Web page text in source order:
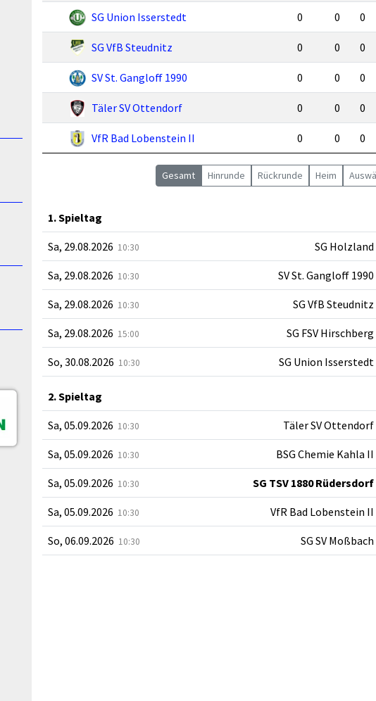
SG Union Isserstedt 0 0 0
SG VfB Steudnitz 0 0 0
SV St. Gangloff 1990 0 0 0
Täler SV Ottendorf 0 0 0
VfR Bad Lobenstein II 0 0 0
Gesamt Hinrunde Rückrunde Heim
1. Spieltag
Sa, 29.08.2026 10:30 SG Holzland
Sa, 29.08.2026 10:30 SV St. Gangloff 1990
Sa, 29.08.2026 10:30 SG VfB Steudnitz
Sa, 29.08.2026 15:00 SG FSV Hirschberg
So, 30.08.2026 10:30 SG Union Isserstedt
2. Spieltag
Sa, 05.09.2026 10:30 Täler SV Ottendorf
Sa, 05.09.2026 10:30 BSG Chemie Kahla II
Sa, 05.09.2026 10:30 SG TSV 1880 Rüdersdorf
Sa, 05.09.2026 10:30 VfR Bad Lobenstein II
So, 06.09.2026 10:30 SG SV Moßbach